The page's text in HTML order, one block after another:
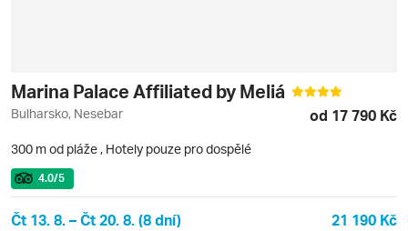
Marina Palace Affiliated by Meliá
Bulharsko, Nesebar od 17 790 Kč
300 m od pláže , Hotely pouze pro dospělé
4.0/5
Čt 13. 8. – Čt 20. 8. (8 dní) 21 190 Kč